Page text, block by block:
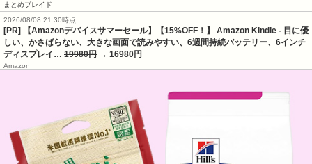
まとめブレイド
2026/08/08 21:30時点
[PR] 【Amazonデバイスサマーセール】【15%OFF！】 Amazon Kindle - 目に優
しい、かさばらない、大きな画面で読みやすい、6週間持続バッテリー、6インチ
ディスプレイ… 19980円 → 16980円
Amazon